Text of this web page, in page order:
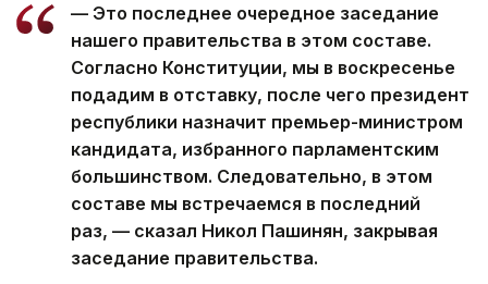
— Это последнее очередное заседание
нашего правительства в этом составе.
Согласно Конституции, мы в воскресенье
подадим в отставку, после чего президент
республики назначит премьер-министром
кандидата, избранного парламентским
большинством. Следовательно, в этом
составе мы встречаемся в последний
раз, — сказал Никол Пашинян, закрывая
заседание правительства.